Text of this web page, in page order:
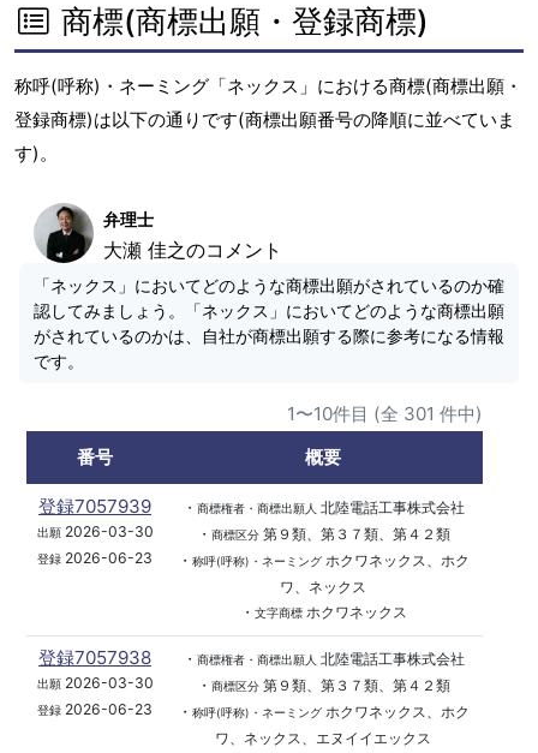
商標(商標出願・登録商標)
称呼(呼称)・ネーミング「ネックス」における商標(商標出願・
登録商標)は以下の通りです(商標出願番号の降順に並べていま
す)。
弁理士
大瀬 佳之のコメント
「ネックス」においてどのような商標出願がされているのか確
認してみましょう。「ネックス」においてどのような商標出願
がされているのかは、自社が商標出願する際に参考になる情報
です。
1〜10件目 (全 301 件中)
番号
概要
登録7057939
出願2026-03-30
登録 2026-06-23
・ 商標権者・商標出願人 北陸電話工事株式会社
・ 商標区分第９類、第３７類、第４２類
・ 称呼(呼称)・ネーミングホクワネックス、ホク
ワ、ネックス
・ 文字商標ホクワネックス
登録7057938
出願2026-03-30
登録 2026-06-23
・ 商標権者・商標出願人 北陸電話工事株式会社
・ 商標区分第９類、第３７類、第４２類
・ 称呼(呼称)・ネーミングホクワネックス、ホク
ワ、ネックス、エヌイイエックス